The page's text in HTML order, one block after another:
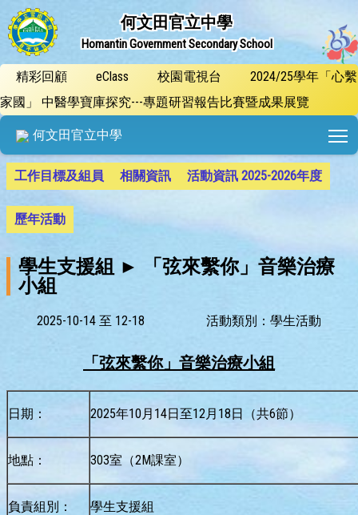
何文田官立中學
Homantin Government Secondary School
精彩回顧 eClass 校園電視台
2024/25學年「心繫
家國」 中醫學寶庫探究---專題研習報告比賽暨成果展覽
何文田官立中學
工作目標及組員 相關資訊 活動資訊 2025-2026年度
歷年活動
學生支援組 ► 「弦來繫你」音樂治療
小組
2025-10-14 至 12-18 活動類別：學生活動
「弦來繫你」音樂治療小組
日期： 2025年10月14日至12月18日（共6節）
地點： 303室（2M課室）
負責組別： 學生支援組